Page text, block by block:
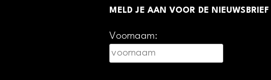
MELD JE AAN VOOR DE NIEUWSBRIEF
Voornaam: